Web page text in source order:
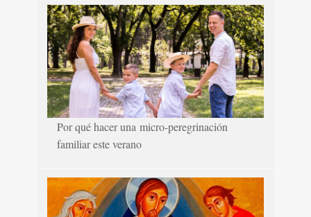
Por qué hacer una micro-peregrinación
familiar este verano